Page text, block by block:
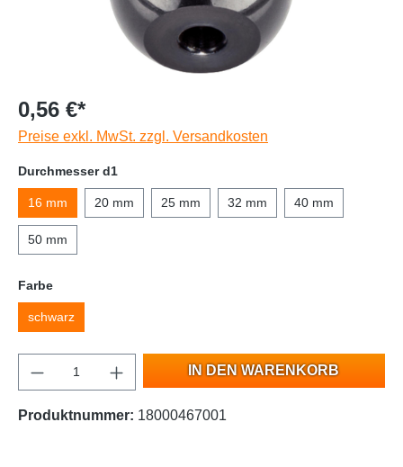
0,56 €*
Preise exkl. MwSt. zzgl. Versandkosten
Durchmesser d1
16 mm 20 mm 25 mm 32 mm 40 mm
50 mm
Farbe
schwarz
IN DEN WARENKORB
Produktnummer: 18000467001